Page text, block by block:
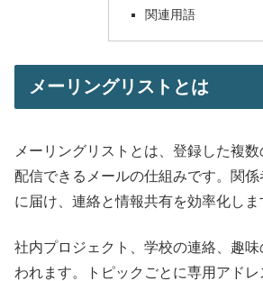
関連用語
メーリングリストとは
メーリングリストとは、登録した複
配信できるメールの仕組みです。関
に届け、連絡と情報共有を効率化しま
社内プロジェクト、学校の連絡、趣
われます。トピックごとに専用アド